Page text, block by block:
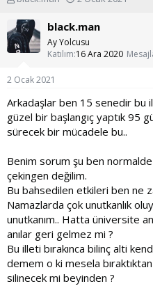
n
u
y
a
ş
l
a
t
n
ş
a
n
a
r
h
i
black.man
Ay Yolcusu
Katılım 16 Ara 2020
2 Ocak 2021
Arkadaşlar ben 15 senedir bu
güzel bir başlangıç yaptık 95
sürecek bir mücadele bu..
Benim sorum şu ben
çekingen değilim.
Bu bahsedilen etkileri ben ne
Namazlarda çok unutkanlık
unutkanım.. Hatta üniversite
anılar geri gelmez mi ?
Bu illeti bırakınca bilinç alti
demem o ki mesela
silinecek mi beyinden ?